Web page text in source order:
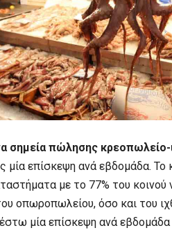
σημεία πώλησης
μία επίσκεψη ανά εβδομάδα.
με το 77% του
οπωροπωλείου, όσο και του
μία επίσκεψη ανά